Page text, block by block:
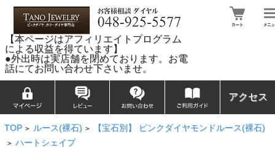
【本ページはアフィリエイトプログラム
による収益を得ています】
●外出時は実店舗を閉めております。お電
話にてお問い合わせ下さいませ。
アクセス
TOP > ルース(裸石) > 【宝石別】 ピンクダイヤモンドルース(裸石)
> ハートシェイプ